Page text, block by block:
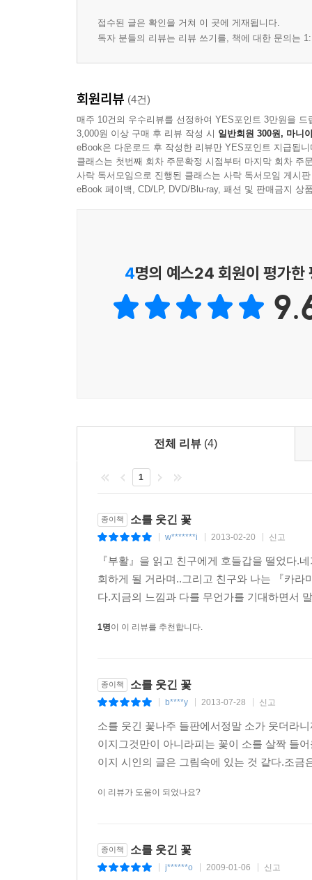
십팔 년 전 오늘, 한강을 보러 갔다
내게는 지금 내가 없다
나에게로 출근하고 싶다
마흔 살의 독서
영진이 여동생
칼에 갇힌 사내
光主 五月□
강변에서 죽은 나무를 보았다
해설|박수연 되돌아오는 표현들
접수된 글은 확인을 거쳐 이 곳에 게재됩니다.
독자 분들의 리뷰는 리뷰 쓰기를, 책에 대한 문의는
회원리뷰 (4건)
매주 10건의 우수리뷰를 선정하여 YES포인트 3만원을 드
3,000원 이상 구매 후 리뷰 작성 시 일반회원 300원, 마니
eBook은 다운로드 후 작성한 리뷰만 YES포인트 지급됩니
클래스는 첫번째 회차 주문확정 시점부터 마지막 회차 주
사락 독서모임으로 진행된 클래스는 사락 독서모임 게시
eBook 페이백, CD/LP, DVD/Blu-ray, 패션 및 판매금지 상
4명의 예스24 회원이 평가한
전체 리뷰 (4)
1
종이책 소를 웃긴 꽃
w*******i 2013-02-20 신고
『부활』을 읽고 친구에게 호들갑을 떨었다.
회하게 될 거라며..그리고 친구와 나는 『카
다.지금의 느낌과 다를 무언가를 기대하면서
1명이 이 리뷰를 추천합니다.
종이책 소를 웃긴 꽃
b****y 2013-07-28 신고
소를 웃긴 꽃나주 들판에서정말 소가 웃더라
이지그것만이 아니라피는 꽃이 소를 살짝 들
이지 시인의 글은 그림속에 있는 것 같다.조
이 리뷰가 도움이 되었나요?
종이책 소를 웃긴 꽃
j******o 2009-01-06 신고